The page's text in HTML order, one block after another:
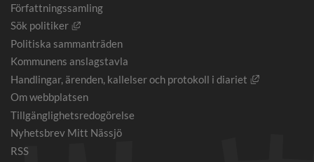
Författningssamling
Sök politiker
Länk till annan webbplats, öppnas i nytt fönster.
Politiska sammanträden
Kommunens anslagstavla
Handlingar, ärenden, kallelser och protokoll i diariet
Länk till
Om webbplatsen
Tillgänglighetsredogörelse
Nyhetsbrev Mitt Nässjö
RSS